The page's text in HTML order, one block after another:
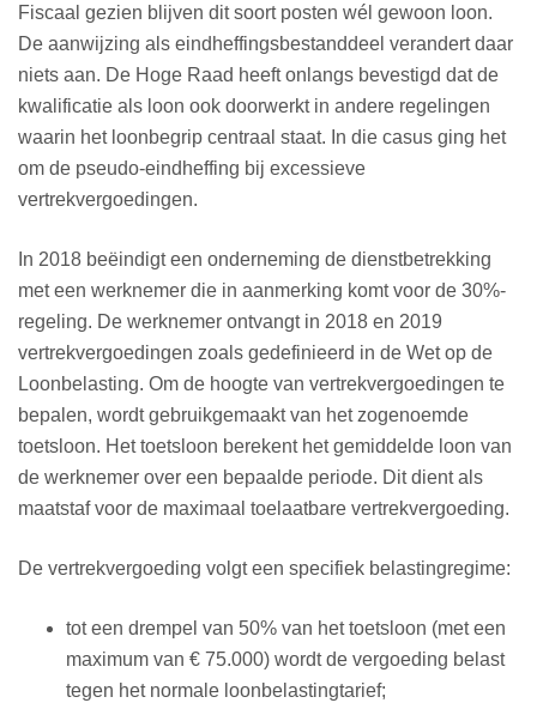
Fiscaal gezien blijven dit soort posten wél gewoon loon.
De aanwijzing als eindheffingsbestanddeel verandert daar
niets aan. De Hoge Raad heeft onlangs bevestigd dat de
kwalificatie als loon ook doorwerkt in andere regelingen
waarin het loonbegrip centraal staat. In die casus ging het
om de pseudo-eindheffing bij excessieve
vertrekvergoedingen.
In 2018 beëindigt een onderneming de dienstbetrekking
met een werknemer die in aanmerking komt voor de 30%-
regeling. De werknemer ontvangt in 2018 en 2019
vertrekvergoedingen zoals gedefinieerd in de Wet op de
Loonbelasting. Om de hoogte van vertrekvergoedingen te
bepalen, wordt gebruikgemaakt van het zogenoemde
toetsloon. Het toetsloon berekent het gemiddelde loon van
de werknemer over een bepaalde periode. Dit dient als
maatstaf voor de maximaal toelaatbare vertrekvergoeding.
De vertrekvergoeding volgt een specifiek belastingregime:
tot een drempel van 50% van het toetsloon (met een
maximum van € 75.000) wordt de vergoeding belast
tegen het normale loonbelastingtarief;